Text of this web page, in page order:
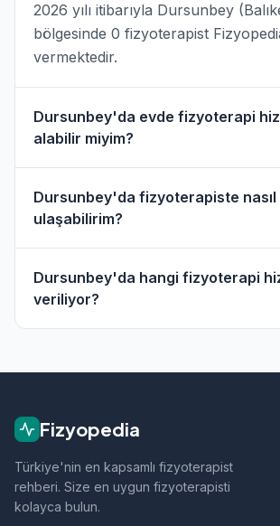
2026 yılı itibarıyla Dursunbey
bölgesinde 0 fizyoterapist
vermektedir.
Dursunbey'da evde fizyoterapi
alabilir miyim?
hizmeti sunan fizyoterapistler
Evde hizmet filtresini kullanarak bu
fizyoterapistleri bulabilirsiniz.
Dursunbey'da fizyoterapiste nasıl
ulaşabilirim?
sayfasından telefon veya
doğrudan iletişime geçebilirsiniz.
Dursunbey'da hangi fizyoterapi
veriliyor?
Fizyopedia
Türkiye'nin en kapsamlı fizyoterapist
rehberi. Size en uygun fizyoterapisti
kolayca bulun.